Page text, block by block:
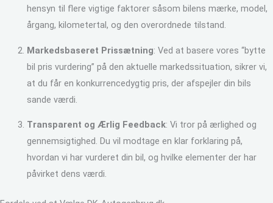
hensyn til flere vigtige faktorer såsom bilens mærke, model,
årgang, kilometertal, og den overordnede tilstand.
Markedsbaseret Prissætning: Ved at basere vores “bytte
bil pris vurdering” på den aktuelle markedssituation, sikrer vi,
at du får en konkurrencedygtig pris, der afspejler din bils
sande værdi.
Transparent og Ærlig Feedback: Vi tror på ærlighed og
gennemsigtighed. Du vil modtage en klar forklaring på,
hvordan vi har vurderet din bil, og hvilke elementer der har
påvirket dens værdi.